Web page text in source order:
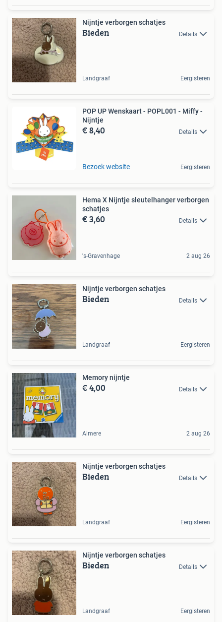
Nijntje verborgen schatjes
Bieden Details
Landgraaf Eergisteren
POP UP Wenskaart - POPL001 - Miffy -
Nijntje
€ 8,40 Details
Bezoek website Eergisteren
Hema X Nijntje sleutelhanger verborgen
schatjes
€ 3,60 Details
's-Gravenhage 2 aug 26
Nijntje verborgen schatjes
Bieden Details
Landgraaf Eergisteren
Memory nijntje
€ 4,00 Details
Almere 2 aug 26
Nijntje verborgen schatjes
Bieden Details
Landgraaf Eergisteren
Nijntje verborgen schatjes
Bieden Details
Landgraaf Eergisteren